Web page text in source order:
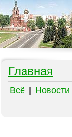
Главная
Всё Новости